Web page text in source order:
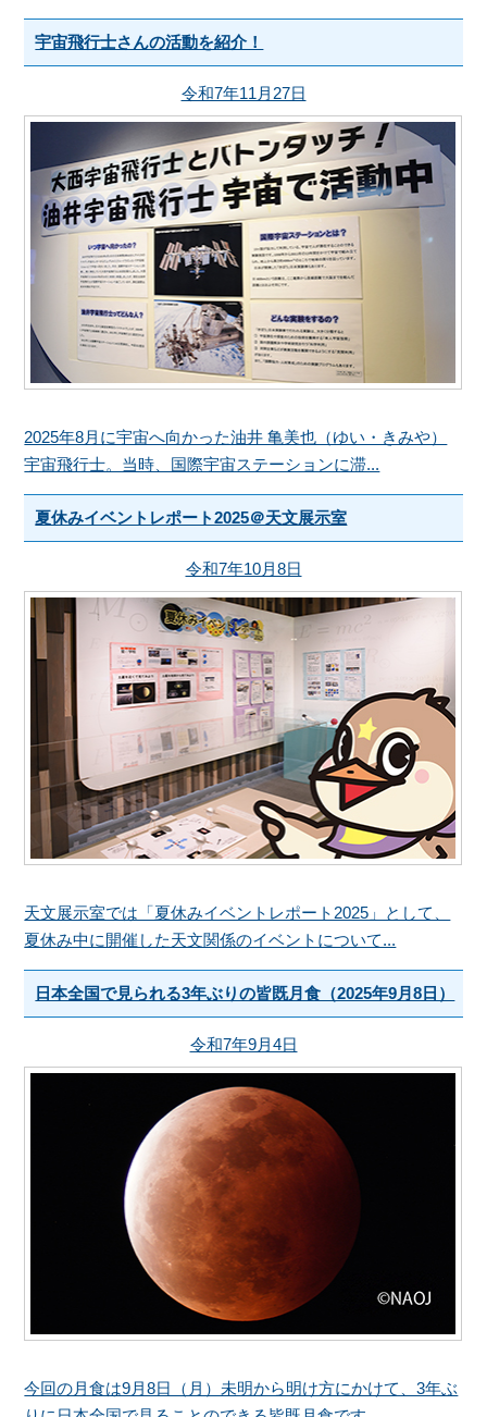
宇宙飛行士さんの活動を紹介！
令和7年11月27日
2025年8月に宇宙へ向かった油井 亀美也（ゆい・きみや）
宇宙飛行士。当時、国際宇宙ステーションに滞...
夏休みイベントレポート2025＠天文展示室
令和7年10月8日
天文展示室では「夏休みイベントレポート2025」として、
夏休み中に開催した天文関係のイベントについて...
日本全国で見られる3年ぶりの皆既月食（2025年9月8日）
令和7年9月4日
今回の月食は9月8日（月）未明から明け方にかけて、3年ぶ